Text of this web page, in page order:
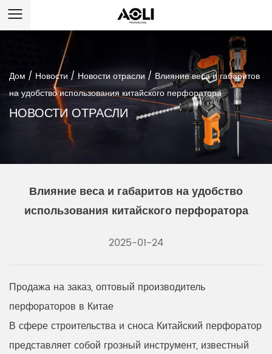
Дом / Новости /Новости отрасли/ Влияние веса и габаритов
на удобство использования китайского перфоратора
НОВОСТИ ОТРАСЛИ
Влияние веса и габаритов на удобство
использования китайского перфоратора
2025-01-24
Продажа на заказ, оптовый производитель
перфораторов в Китае
В сфере строительства и сноса Китайский перфоратор
представляет собой грозный инструмент, известный